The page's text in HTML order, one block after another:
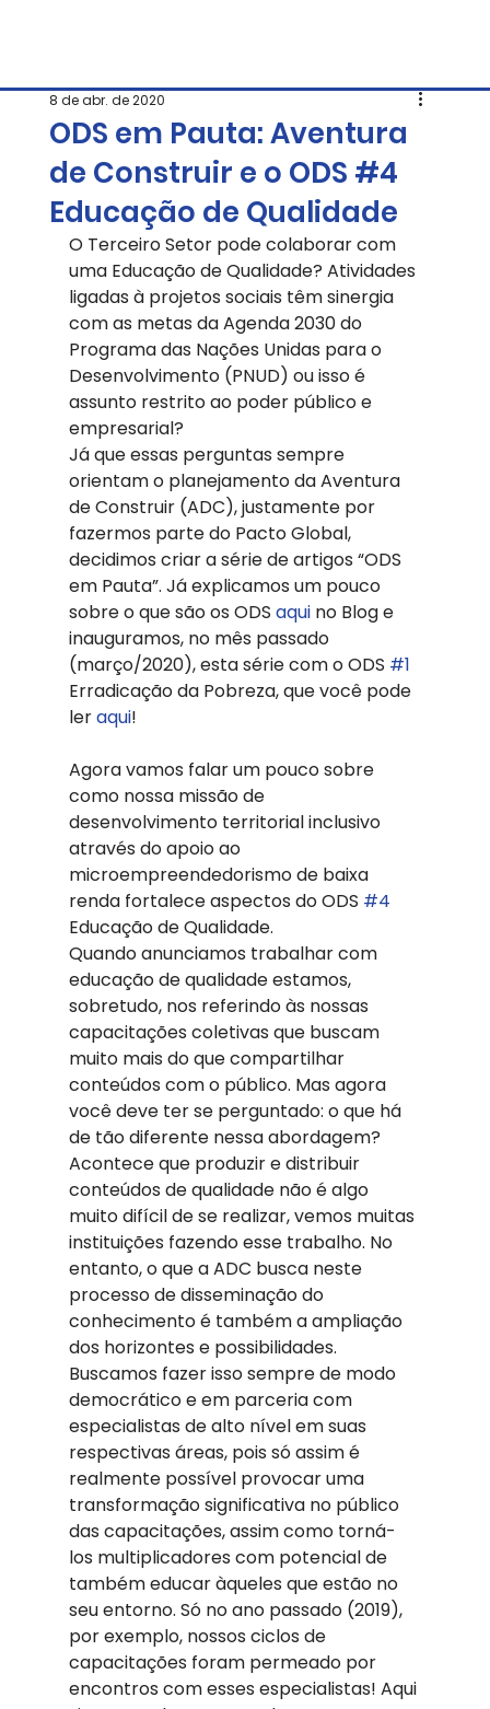
ODS em Pauta: Aventura
de Construir e o ODS #4
Educação de Qualidade
8 de abr. de 2020
O Terceiro Setor pode colaborar com
uma Educação de Qualidade? Atividades
ligadas à projetos sociais têm sinergia
com as metas da Agenda 2030 do
Programa das Nações Unidas para o
Desenvolvimento (PNUD) ou isso é
assunto restrito ao poder público e
empresarial?
Já que essas perguntas sempre
orientam o planejamento da Aventura
de Construir (ADC), justamente por
fazermos parte do Pacto Global,
decidimos criar a série de artigos “ODS
em Pauta”. Já explicamos um pouco
sobre o que são os ODS aqui no Blog e
inauguramos, no mês passado
(março/2020), esta série com o ODS #1
Erradicação da Pobreza, que você pode
ler aqui!
Agora vamos falar um pouco sobre
como nossa missão de
desenvolvimento territorial inclusivo
através do apoio ao
microempreendedorismo de baixa
renda fortalece aspectos do ODS #4
Educação de Qualidade.
Quando anunciamos trabalhar com
educação de qualidade estamos,
sobretudo, nos referindo às nossas
capacitações coletivas que buscam
muito mais do que compartilhar
conteúdos com o público. Mas agora
você deve ter se perguntado: o que há
de tão diferente nessa abordagem?
Acontece que produzir e distribuir
conteúdos de qualidade não é algo
muito difícil de se realizar, vemos muitas
instituições fazendo esse trabalho. No
entanto, o que a ADC busca neste
processo de disseminação do
conhecimento é também a ampliação
dos horizontes e possibilidades.
Buscamos fazer isso sempre de modo
democrático e em parceria com
especialistas de alto nível em suas
respectivas áreas, pois só assim é
realmente possível provocar uma
transformação significativa no público
das capacitações, assim como torná-
los multiplicadores com potencial de
também educar àqueles que estão no
seu entorno. Só no ano passado (2019),
por exemplo, nossos ciclos de
capacitações foram permeado por
encontros com esses especialistas! Aqui